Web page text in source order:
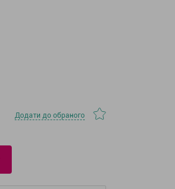
Додати до обраного